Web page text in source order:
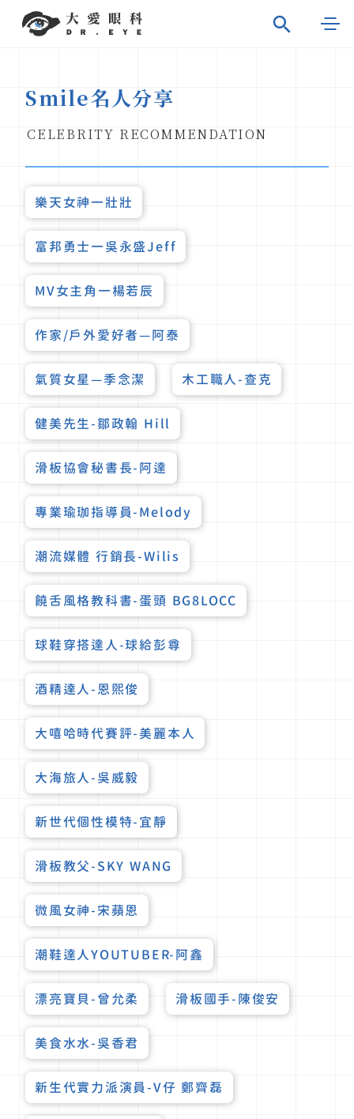
Smile名人分享
CELEBRITY RECOMMENDATION
樂天女神一壯壯
富邦勇士一吳永盛Jeff
MV女主角一楊若辰
作家/戶外愛好者—阿泰
氣質女星—季念潔 木工職人-查克
健美先生-鄒政翰 Hill
滑板協會秘書長-阿達
專業瑜珈指導員-Melody
潮流媒體 行銷長-Wilis
饒舌風格教科書-蛋頭 BG8LOCC
球鞋穿搭達人-球給彭尊
酒精達人-恩熙俊
大嘻哈時代賽評-美麗本人
大海旅人-吳威毅
新世代個性模特-宜靜
滑板教父-SKY WANG
微風女神-宋蘋恩
潮鞋達人YOUTUBER-阿鑫
漂亮寶貝-曾允柔 滑板國手-陳俊安
美食水水-吳香君
新生代實力派演員-V仔 鄭齊磊